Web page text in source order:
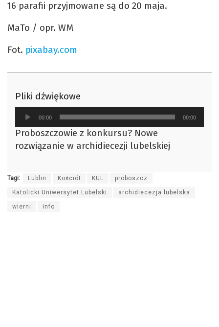
16 parafii przyjmowane są do 20 maja.
MaTo / opr. WM
Fot. pixabay.com
Pliki dźwiękowe
Odtwarzacz
plików
dźwiękowych
00:00 00:00
Proboszczowie z konkursu? Nowe
rozwiązanie w archidiecezji lubelskiej
Tagi: Lublin Kościół KUL proboszcz
Katolicki Uniwersytet Lubelski archidiecezja lubelska
wierni info